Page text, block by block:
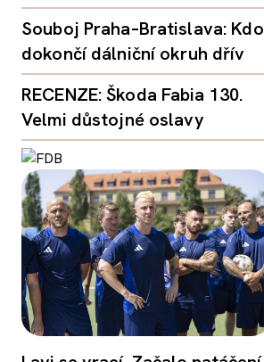
Souboj Praha–Bratislava: Kdo
dokončí dálniční okruh dřív
RECENZE: Škoda Fabia 130.
Velmi důstojné oslavy